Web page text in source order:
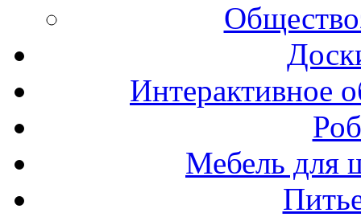
Интерактивное
Мебель для